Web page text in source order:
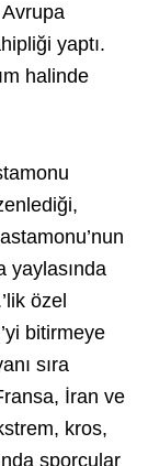
yaptı.
halinde
yaylasında
özel
bitirmeye
sıra
İran ve
kros,
sporcular